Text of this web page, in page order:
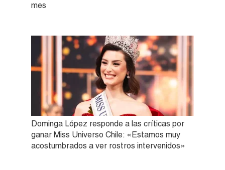
mes
Dominga López responde a las críticas por
ganar Miss Universo Chile: «Estamos muy
acostumbrados a ver rostros intervenidos»